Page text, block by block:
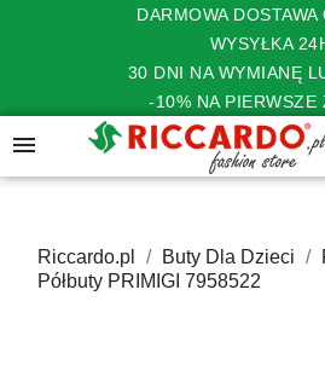
DARMOWA DOSTAWA
WYSYŁKA
30 DNI NA WYMIANĘ
-10% NA PIERWSZE

Riccardo.pl Buty Dla Dzieci
Półbuty PRIMIGI 7958522